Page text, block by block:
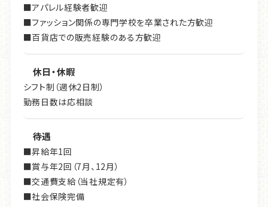
■アパレル経験者歓迎
■ファッション関係の専門学校を卒業された方歓迎
■百貨店での販売経験のある方歓迎
休日・休暇
シフト制（週休2日制）
勤務日数は応相談
待遇
■昇給年1回
■賞与年2回（7月、12月）
■交通費支給（当社規定有）
■社会保険完備